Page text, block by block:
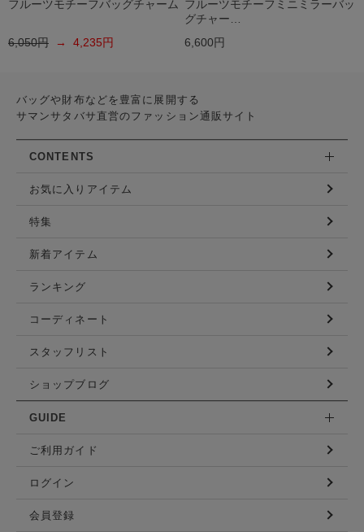
フルーツモチーフバッグチャーム
6,050円 → 4,235円
フルーツモチーフミニミラーバッ
グチャー…
6,600円
バッグや財布などを豊富に展開する
サマンサタバサ直営のファッション通販サイト
CONTENTS
お気に入りアイテム
特集
新着アイテム
ランキング
コーディネート
スタッフリスト
ショップブログ
GUIDE
ご利用ガイド
ログイン
会員登録